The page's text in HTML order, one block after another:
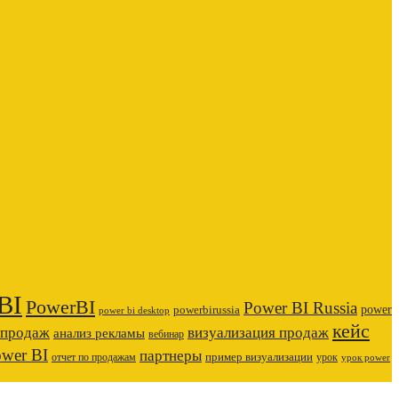
PowerBI power bi desktop powerbirussia Power BI Russia power
анализ рекламы вебинар визуализация продаж кейс
BI отчет по продажам партнеры пример визуализации урок урок power